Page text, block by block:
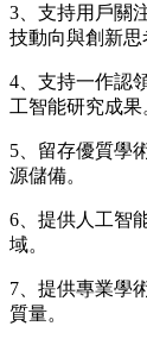
3、支持用戶關
技動向與創新思
4、支持一作認
工智能研究成果
5、留存優質學
源儲備。
6、提供人工智
域。
7、提供專業學
質量。